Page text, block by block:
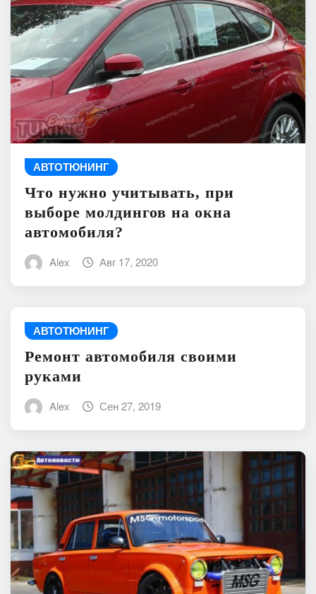
АВТОТЮНИНГ
Что нужно учитывать, при
выборе молдингов на окна
автомобиля?
Alex Авг 17, 2020
АВТОТЮНИНГ
Ремонт автомобиля своими
руками
Alex Сен 27, 2019